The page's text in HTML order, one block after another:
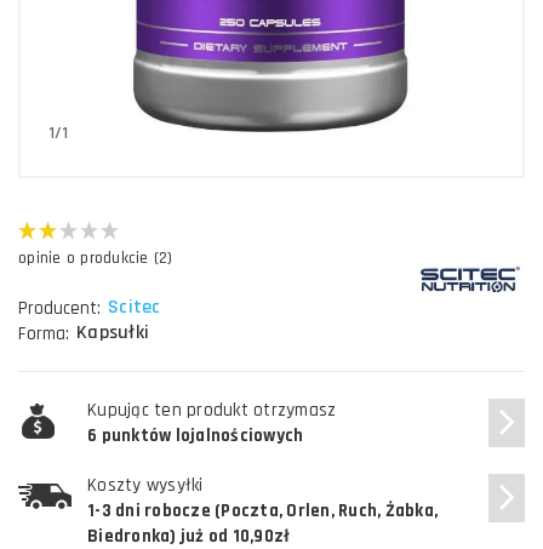
1/1
opinie o produkcie (2)
Producent: Scitec
Forma: Kapsułki
Kupując ten produkt otrzymasz
6 punktów lojalnościowych
Koszty wysyłki
1-3 dni robocze (Poczta, Orlen, Ruch, Żabka,
Biedronka) już od 10,90zł